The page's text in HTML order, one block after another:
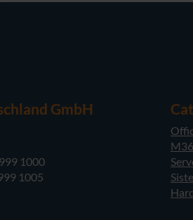
GmbH
1000
1005